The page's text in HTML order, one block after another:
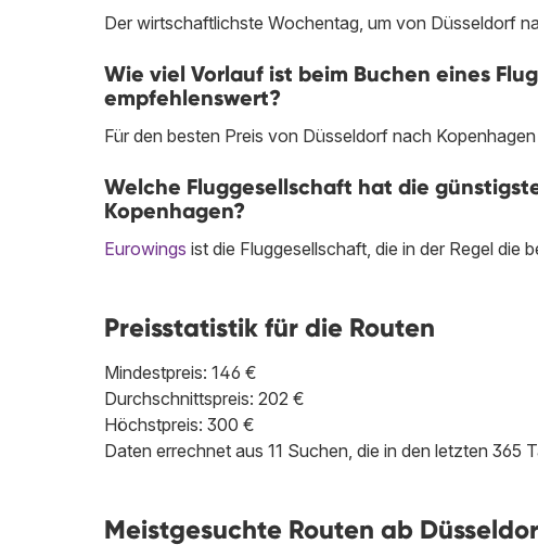
Der wirtschaftlichste Wochentag, um von Düsseldorf
Wie viel Vorlauf ist beim Buchen eines
empfehlenswert?
Für den besten Preis von Düsseldorf nach
Welche Fluggesellschaft hat die
Kopenhagen?
Eurowings ist die Fluggesellschaft, die in der Regel die
Preisstatistik für die Routen
Mindestpreis: 146 €
Durchschnittspreis: 202 €
Höchstpreis: 300 €
Daten errechnet aus 11 Suchen, die in den letzten 365
Meistgesuchte Routen ab